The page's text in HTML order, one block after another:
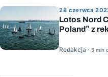
28 czerwca
Lotos Nord
Poland” z
Redakcja · 5 min